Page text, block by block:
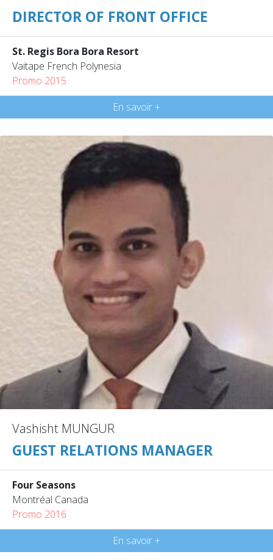
DIRECTOR OF FRONT OFFICE
St. Regis Bora Bora Resort
Vaitape French Polynesia
Promo 2015
En savoir +
Vashisht MUNGUR
GUEST RELATIONS MANAGER
Four Seasons
Montréal Canada
Promo 2016
En savoir +